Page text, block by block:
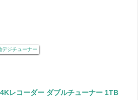
デジチューナー
レコーダー ダブルチューナー 1TB